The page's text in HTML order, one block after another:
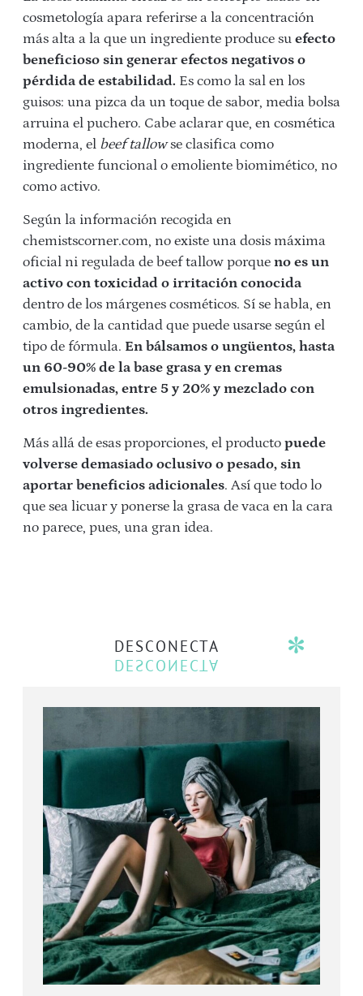
cosmetología apara referirse a la concentración
más alta a la que un ingrediente produce su efecto
beneficioso sin generar efectos negativos o
pérdida de estabilidad. Es como la sal en los
guisos: una pizca da un toque de sabor, media bolsa
arruina el puchero. Cabe aclarar que, en cosmética
moderna, el beef tallowse clasifica como
ingrediente funcional o emoliente biomimético, no
como activo.
Según la información recogida en
chemistscorner.com, no existe una dosis máxima
oficial ni regulada de beef tallow porque no es un
activo con toxicidad o irritación conocida
dentro de los márgenes cosméticos. Sí se habla, en
cambio, de la cantidad que puede usarse según el
tipo de fórmula. En bálsamos o ungüentos, hasta
un 60-90% de la base grasa y en cremas
emulsionadas, entre 5 y 20% y mezclado con
otros ingredientes.
Más allá de esas proporciones, el producto puede
volverse demasiado oclusivo o pesado, sin
aportar beneficios adicionales. Así que todo lo
que sea licuar y ponerse la grasa de vaca en la cara
no parece, pues, una gran idea.
DESCONECTA